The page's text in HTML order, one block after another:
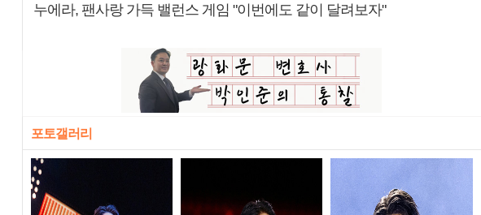
누에라, 팬사랑 가득 밸런스 게임 "이번에도 같이 달려보자"
포토갤러리